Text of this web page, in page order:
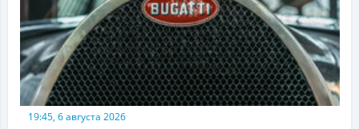
19:45, 6 августа 2026